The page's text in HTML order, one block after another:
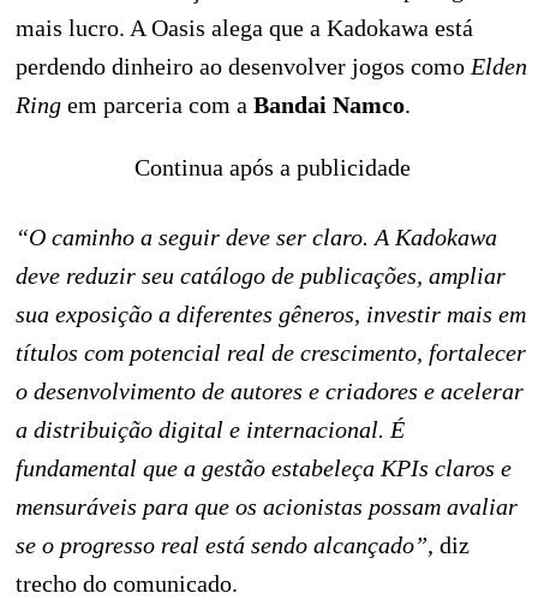
mais lucro. A Oasis alega que a Kadokawa está
perdendo dinheiro ao desenvolver jogos como Elden
Ring em parceria com a Bandai Namco.
Continua após a publicidade
“O caminho a seguir deve ser claro. A Kadokawa
deve reduzir seu catálogo de publicações, ampliar
sua exposição a diferentes gêneros, investir mais em
títulos com potencial real de crescimento, fortalecer
o desenvolvimento de autores e criadores e acelerar
a distribuição digital e internacional. É
fundamental que a gestão estabeleça KPIs claros e
mensuráveis para que os acionistas possam avaliar
se o progresso real está sendo alcançado”, diz
trecho do comunicado.